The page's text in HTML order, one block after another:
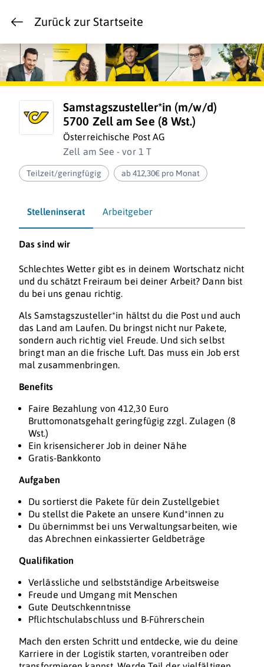
Zurück zur Startseite
Samstagszusteller*in (m/w/d)
5700 Zell am See (8 Wst.)
Österreichische Post AG
Zell am See - vor 1 T
Teilzeit/geringfügig ab 412,30€ pro Monat
Stelleninserat Arbeitgeber
Das sind wir
Schlechtes Wetter gibt es in deinem Wortschatz nicht
und du schätzt Freiraum bei deiner Arbeit? Dann bist
du bei uns genau richtig.
Als Samstagszusteller*in hältst du die Post und auch
das Land am Laufen. Du bringst nicht nur Pakete,
sondern auch richtig viel Freude. Und sich selbst
bringt man an die frische Luft. Das muss ein Job erst
mal zusammenbringen.
Benefits
Faire Bezahlung von 412,30 Euro
Bruttomonatsgehalt geringfügig zzgl. Zulagen (8
Wst.)
Ein krisensicherer Job in deiner Nähe
Gratis-Bankkonto
Aufgaben
Du sortierst die Pakete für dein Zustellgebiet
Du stellst die Pakete an unsere Kund*innen zu
Du übernimmst bei uns Verwaltungsarbeiten, wie
das Abrechnen einkassierter Geldbeträge
Qualifikation
Verlässliche und selbstständige Arbeitsweise
Freude und Umgang mit Menschen
Gute Deutschkenntnisse
Pflichtschulabschluss und B-Führerschein
Mach den ersten Schritt und entdecke, wie du deine
Karriere in der Logistik starten, vorantreiben oder